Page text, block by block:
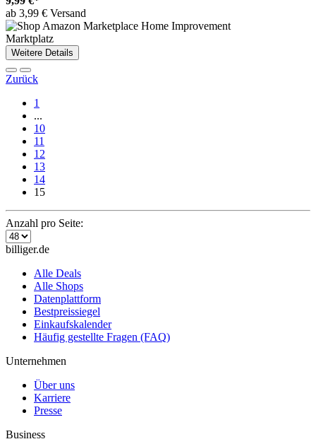
ab 3,99 € Versand
Marktplatz
Weitere Details
Zurück
1
...
10
11
12
13
14
15
Anzahl pro Seite:
billiger.de
Alle Deals
Alle Shops
Datenplattform
Bestpreissiegel
Einkaufskalender
Häufig gestellte Fragen (FAQ)
Unternehmen
Über uns
Karriere
Presse
Business